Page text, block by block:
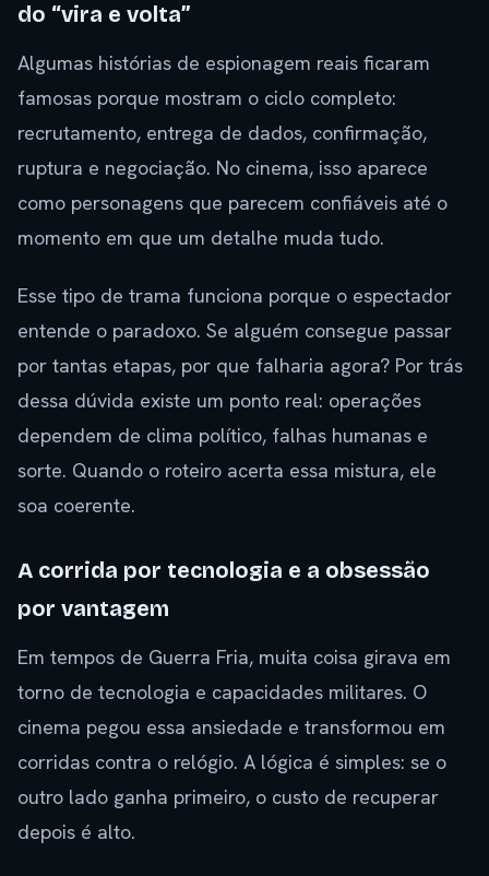
do “vira e volta”
Algumas histórias de espionagem reais ficaram
famosas porque mostram o ciclo completo:
recrutamento, entrega de dados, confirmação,
ruptura e negociação. No cinema, isso aparece
como personagens que parecem confiáveis até o
momento em que um detalhe muda tudo.
Esse tipo de trama funciona porque o espectador
entende o paradoxo. Se alguém consegue passar
por tantas etapas, por que falharia agora? Por trás
dessa dúvida existe um ponto real: operações
dependem de clima político, falhas humanas e
sorte. Quando o roteiro acerta essa mistura, ele
soa coerente.
A corrida por tecnologia e a obsessão
por vantagem
Em tempos de Guerra Fria, muita coisa girava em
torno de tecnologia e capacidades militares. O
cinema pegou essa ansiedade e transformou em
corridas contra o relógio. A lógica é simples: se o
outro lado ganha primeiro, o custo de recuperar
depois é alto.